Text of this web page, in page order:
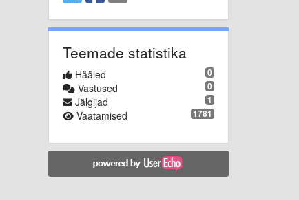
Teemade statistika
0
Hääled
0
Vastused
1
Jälgijad
1781
Vaatamised